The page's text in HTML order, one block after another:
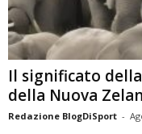
Il significato
della Nuova
Redazione BlogDiSport -